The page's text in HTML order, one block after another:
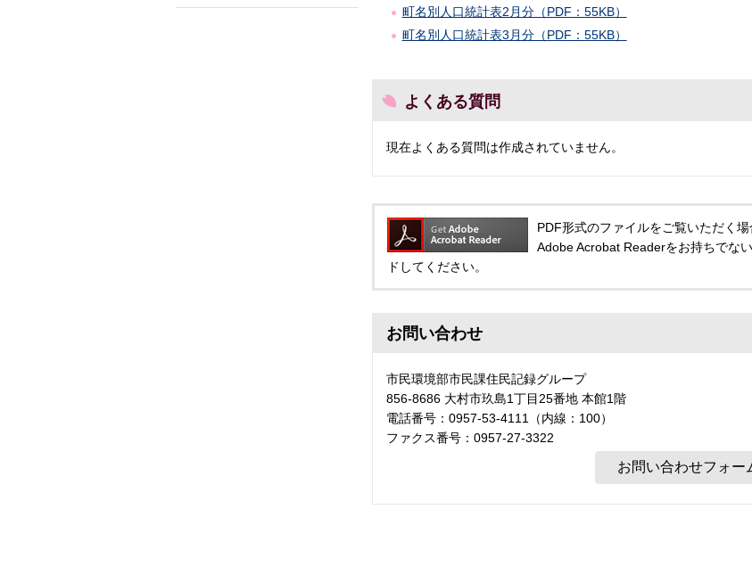
町名別人口統計表2月分（PDF：55KB）
町名別人口統計表3月分（PDF：55KB）
よくある質問
現在よくある質問は作成されていません。
PDF形式のファイルをご覧いただく
Adobe Acrobat Readerをお持ちでな
ドしてください。
お問い合わせ
市民環境部市民課住民記録グループ
856-8686 大村市玖島1丁目25番地 本館1階
電話番号：0957-53-4111（内線：100）
ファクス番号：0957-27-3322